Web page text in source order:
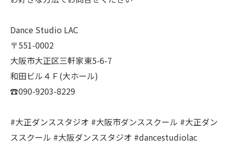
Dance Studio LAC
〒551-0002
大阪市大正区三軒家東5-6-7
和田ビル４Ｆ(大ホール)
☎︎090-9203-8229
#大正ダンススタジオ #大阪市ダンススクール #大正ダン
ススクール #大阪ダンススタジオ #dancestudiolac